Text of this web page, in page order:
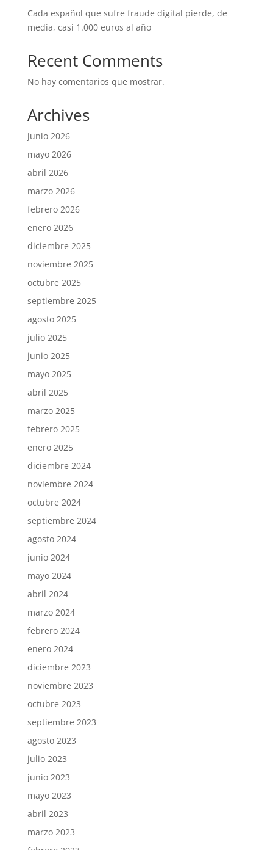
Cada español que sufre fraude digital pierde, de
media, casi 1.000 euros al año
Recent Comments
No hay comentarios que mostrar.
Archives
junio 2026
mayo 2026
abril 2026
marzo 2026
febrero 2026
enero 2026
diciembre 2025
noviembre 2025
octubre 2025
septiembre 2025
agosto 2025
julio 2025
junio 2025
mayo 2025
abril 2025
marzo 2025
febrero 2025
enero 2025
diciembre 2024
noviembre 2024
octubre 2024
septiembre 2024
agosto 2024
junio 2024
mayo 2024
abril 2024
marzo 2024
febrero 2024
enero 2024
diciembre 2023
noviembre 2023
octubre 2023
septiembre 2023
agosto 2023
julio 2023
junio 2023
mayo 2023
abril 2023
marzo 2023